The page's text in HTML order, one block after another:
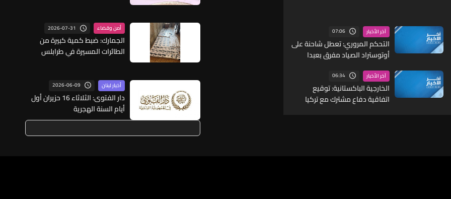
آخر الأخبار 07:06
التحكم المروري: تعطل شاحنة على
أوتوستراد الصياد مفرق بعبدا
على المعالجة
آخر الأخبار 06:34
الخارجية الباكستانية: توقيع
اتفاقية دفاع مشترك مع تركيا
أمن وقضاء 2026-07-31
الجمارك: ضبط كمية كبيرة من
الطائرات المسيرة في طرابلس
أخبار لبنان 2026-06-09
دار الفتوى: الثلاثاء 16 حزيران أول
أيام السنة الهجرية